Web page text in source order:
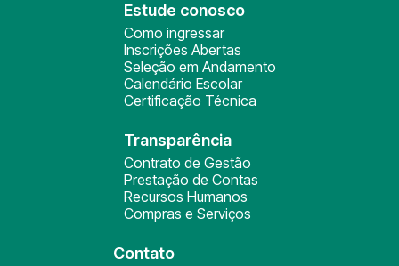
Estude conosco
Como ingressar
Inscrições Abertas
Seleção em Andamento
Calendário Escolar
Certificação Técnica
Transparência
Contrato de Gestão
Prestação de Contas
Recursos Humanos
Compras e Serviços
Contato